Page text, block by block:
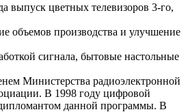
выпуск цветных телевизоров 3-го,
объемов производства и улучшение
сигнала, бытовые настольные
Министерства радиоэлектронной
В 1998 году цифровой
данной программы. В